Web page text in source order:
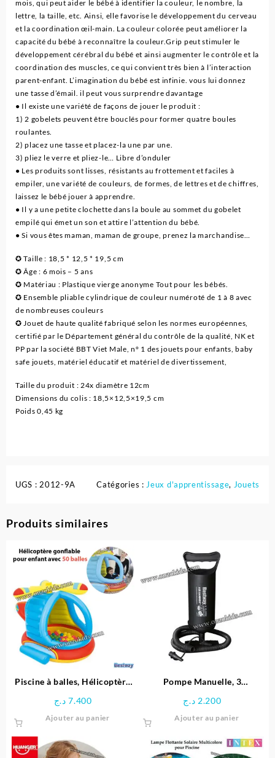
mois, qui peut aider le bébé à identifier la couleur, le nombre, la
lettre, la taille, etc. Ainsi, elle favorise le développement du cerveau
et la coordination œil-main. La couleur colorée peut améliorer la
capacité du bébé à reconnaître la couleur.Grip peut stimuler le
développement cérébral du bébé et ainsi augmenter le contrôle et la
coordination des muscles, ce qui convient très bien à l’interaction
parent-enfant. L’imagination du bébé est infinie. vous lui donnez
une tasse d’émail. il peut vous surprendre davantage
● Il existe une variété de façons de jouer le produit :
1) 2 gobelets peuvent être bouclés pour former quatre boules
roulantes.
2) placez une tasse et placez-la une par une.
3) pliez le verre et pliez-le… Libre d’onduler
● Les produits sont lisses, résistants au frottement et faciles à
empiler, une variété de couleurs, de formes, de lettres et de chiffres,
laissez le bébé jouer à apprendre.
● Il y a une petite clochette dans la boule au sommet du gobelet
empilé qui émet un son et attire l’attention du bébé.
● Si vous êtes maman, maman de groupe, prenez la marchandise…
✪ Taille : 18,5 * 12,5 * 19,5 cm
✪ Âge : 6 mois – 5 ans
✪ Matériau : Plastique vierge anonyme Tout pour les bébés.
✪ Ensemble pliable cylindrique de couleur numéroté de 1 à 8 avec
de nombreuses couleurs
✪ Jouet de haute qualité fabriqué selon les normes européennes,
certifié par le Département général du contrôle de la qualité, NK et
PP par la société BBT Viet Male, n° 1 des jouets pour enfants, baby
safe jouets, matériel éducatif et matériel de divertissement,
Taille du produit : 24x diamètre 12cm
Dimensions du colis : 18,5×12,5×19,5 cm
Poids 0,45 kg
UGS : 2012-9A Catégories : Jeux d'apprentissage, Jouets
Produits similaires
Piscine à balles, Hélicoptère
balles – Bestway
7.400 د.ج
Ajouter au panier
Pompe Manuelle, 3
Plastique – Noir
2.200 د.ج
Ajouter au panier